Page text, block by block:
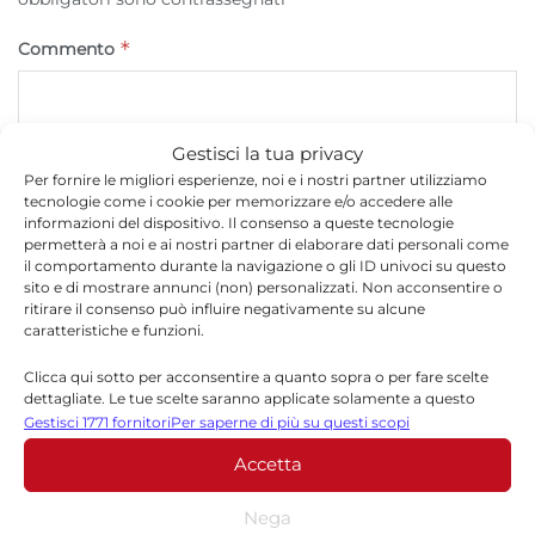
Gestisci la tua privacy
Per fornire le migliori esperienze, noi e i nostri partner utilizziamo
tecnologie come i cookie per memorizzare e/o accedere alle
informazioni del dispositivo. Il consenso a queste tecnologie
permetterà a noi e ai nostri partner di elaborare dati personali come
il comportamento durante la navigazione o gli ID univoci su questo
sito e di mostrare annunci (non) personalizzati. Non acconsentire o
ritirare il consenso può influire negativamente su alcune
caratteristiche e funzioni.
Clicca qui sotto per acconsentire a quanto sopra o per fare scelte
dettagliate. Le tue scelte saranno applicate solamente a questo
sito. È possibile modificare le impostazioni in qualsiasi momento,
compreso il ritiro del consenso, utilizzando i pulsanti della Cookie
Policy o cliccando sul pulsante di gestione del consenso nella parte
inferiore dello schermo.
Gestisci 1771 fornitoriPer saperne di più su questi scopi
Accetta
Nega
Commento *
*
Email